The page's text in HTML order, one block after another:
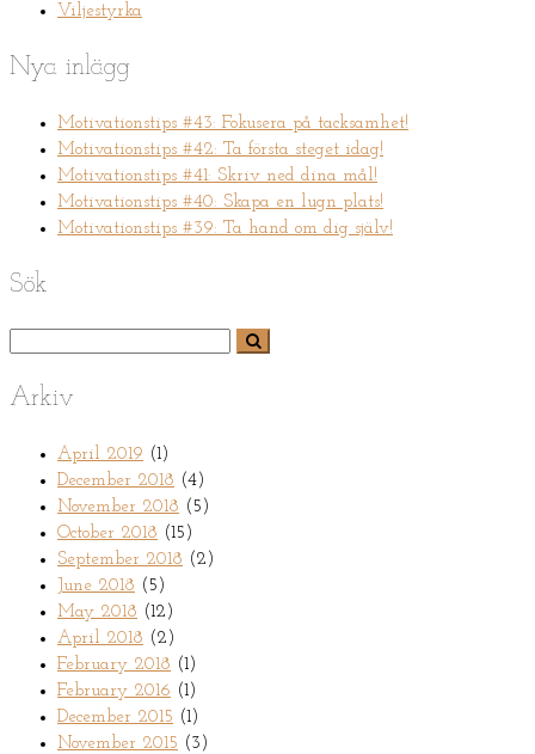
Viljestyrka
Nya inlägg
Motivationstips #43: Fokusera på tacksamhet!
Motivationstips #42: Ta första steget idag!
Motivationstips #41: Skriv ned dina mål!
Motivationstips #40: Skapa en lugn plats!
Motivationstips #39: Ta hand om dig själv!
Sök
Arkiv
April 2019 (1)
December 2018 (4)
November 2018 (5)
October 2018 (15)
September 2018 (2)
June 2018 (5)
May 2018 (12)
April 2018 (2)
February 2018 (1)
February 2016 (1)
December 2015 (1)
November 2015 (3)